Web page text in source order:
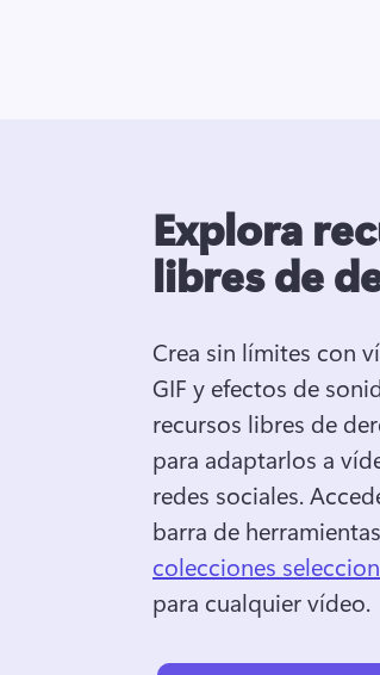
Explora
libres de
Crea sin límites con
GIF y efectos de
recursos libres de
para adaptarlos a
redes sociales.
barra de
colecciones
para cualquier vídeo.